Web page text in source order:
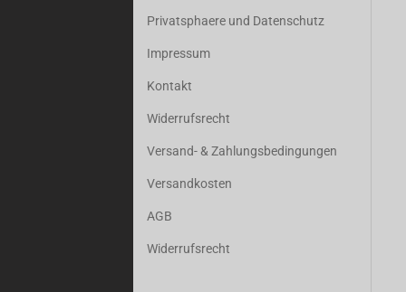
Privatsphaere und Datenschutz
Impressum
Kontakt
Widerrufsrecht
Versand- & Zahlungsbedingungen
Versandkosten
AGB
Widerrufsrecht